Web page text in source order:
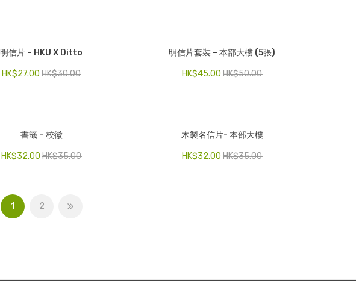
明信片 – HKU X Ditto
HK$30.00
HK$27.00
明信片套裝 – 本部大樓 (5張)
HK$50.00
HK$45.00
書籤 – 校徽
HK$35.00
HK$32.00
木製名信片- 本部大樓
HK$35.00
HK$32.00
1 2